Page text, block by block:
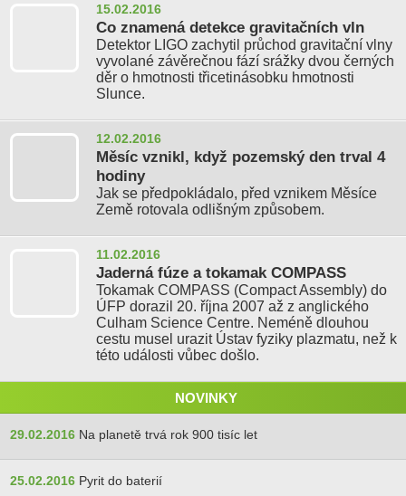
15.02.2016
Co znamená detekce gravitačních vln
Detektor LIGO zachytil průchod gravitační vlny
vyvolané závěrečnou fází srážky dvou černých
děr o hmotnosti třicetinásobku hmotnosti
Slunce.
12.02.2016
Měsíc vznikl, když pozemský den trval 4
hodiny
Jak se předpokládalo, před vznikem Měsíce
Země rotovala odlišným způsobem.
11.02.2016
Jaderná fúze a tokamak COMPASS
Tokamak COMPASS (Compact Assembly) do
ÚFP dorazil 20. října 2007 až z anglického
Culham Science Centre. Neméně dlouhou
cestu musel urazit Ústav fyziky plazmatu, než k
této události vůbec došlo.
NOVINKY
29.02.2016 Na planetě trvá rok 900 tisíc let
25.02.2016 Pyrit do baterií